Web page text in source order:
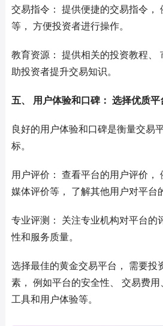
交易指令： 提供便捷的交易指令，
等， 方便投资者进行操作。
教育资源： 提供相关的投资教程、
助投资者提升交易知识。
五、 用户体验和口碑： 选择优质
良好的用户体验和口碑是衡量交易
标。
用户评价： 查看平台的用户评价，
媒体评价等， 了解其他用户对平台
专业评测： 关注专业机构对平台的
性和服务质量。
选择最佳的黄金交易平台， 需要投
素， 例如平台的安全性、 交易费
工具和用户体验等。